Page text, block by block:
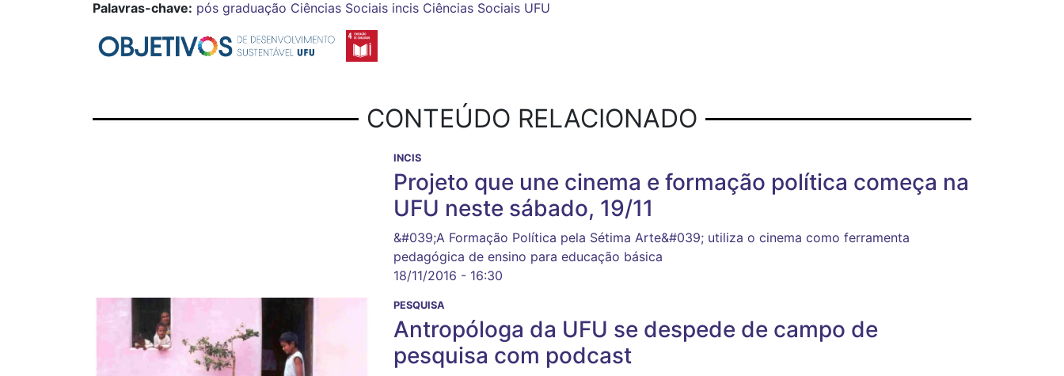
Palavras-chave: pós graduação Ciências Sociais incis Ciências Sociais UFU
CONTEÚDO RELACIONADO
INCIS
Projeto que une cinema e formação política começa na
UFU neste sábado, 19/11
&#039;A Formação Política pela Sétima Arte&#039; utiliza o cinema como ferramenta
pedagógica de ensino para educação básica
18/11/2016 - 16:30
PESQUISA
Antropóloga da UFU se despede de campo de
pesquisa com podcast